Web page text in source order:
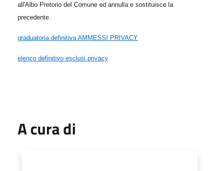
all'Albo Pretorio del Comune ed annulla e sostituisce la
precedente.
graduatoria definitiva AMMESSI PRIVACY
elenco definitivo esclusi privacy
A cura di